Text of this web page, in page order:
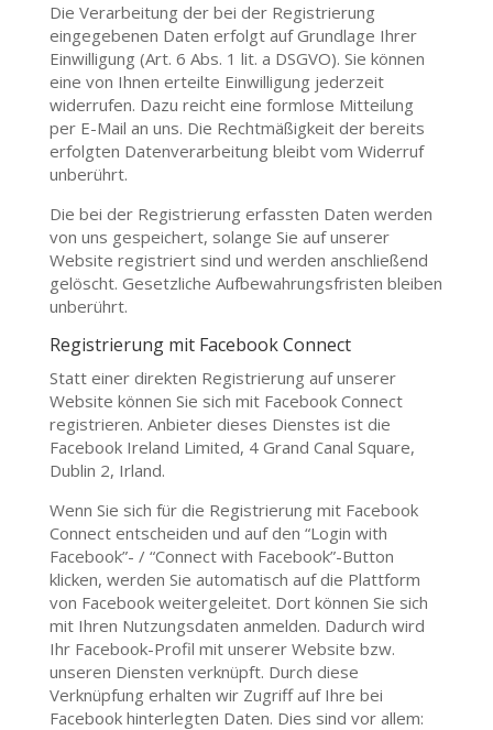
Die Verarbeitung der bei der Registrierung
eingegebenen Daten erfolgt auf Grundlage Ihrer
Einwilligung (Art. 6 Abs. 1 lit. a DSGVO). Sie können
eine von Ihnen erteilte Einwilligung jederzeit
widerrufen. Dazu reicht eine formlose Mitteilung
per E-Mail an uns. Die Rechtmäßigkeit der bereits
erfolgten Datenverarbeitung bleibt vom Widerruf
unberührt.
Die bei der Registrierung erfassten Daten werden
von uns gespeichert, solange Sie auf unserer
Website registriert sind und werden anschließend
gelöscht. Gesetzliche Aufbewahrungsfristen bleiben
unberührt.
Registrierung mit Facebook Connect
Statt einer direkten Registrierung auf unserer
Website können Sie sich mit Facebook Connect
registrieren. Anbieter dieses Dienstes ist die
Facebook Ireland Limited, 4 Grand Canal Square,
Dublin 2, Irland.
Wenn Sie sich für die Registrierung mit Facebook
Connect entscheiden und auf den “Login with
Facebook”- / “Connect with Facebook”-Button
klicken, werden Sie automatisch auf die Plattform
von Facebook weitergeleitet. Dort können Sie sich
mit Ihren Nutzungsdaten anmelden. Dadurch wird
Ihr Facebook-Profil mit unserer Website bzw.
unseren Diensten verknüpft. Durch diese
Verknüpfung erhalten wir Zugriff auf Ihre bei
Facebook hinterlegten Daten. Dies sind vor allem: